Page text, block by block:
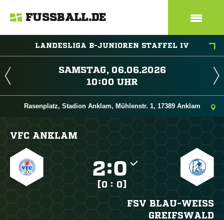
FUSSBALL.DE
LANDESLIGA B-JUNIOREN STAFFEL IV
 
 
Rasenplatz, Stadion Anklam, Mühlenstr. 1, 17389 Anklam
VFC ANKLAM
:
[0 : 0]
FSV BLAU-WEISS G
REIFSWALD